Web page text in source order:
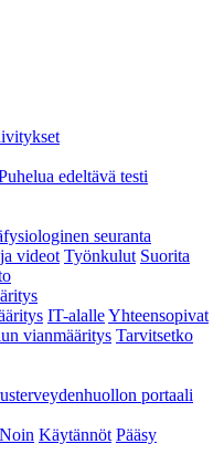
edeltävä testi
seuranta
videot Työnkulut Suorita
IT-alalleYhteensopivat
vianmääritys Tarvitsetko
portaali
Noin Käytännöt Pääsy